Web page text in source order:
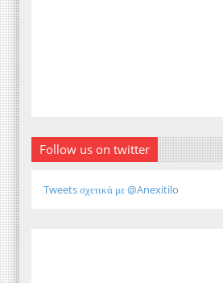
Follow us on twitter
Tweets σχετικά με @Anexitilo